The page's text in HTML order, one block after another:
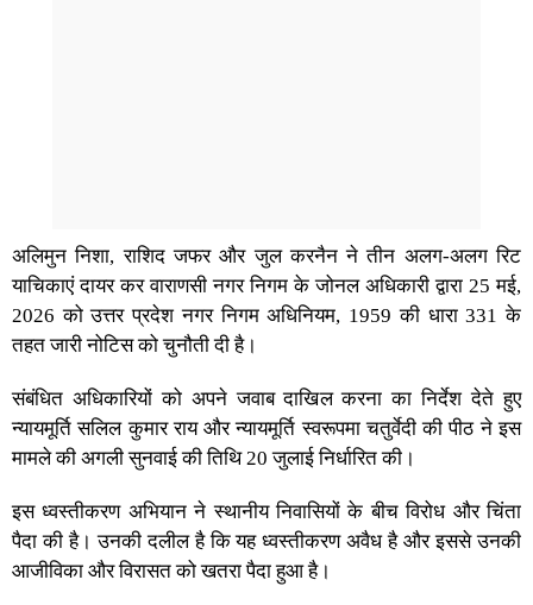
अलिमुन निशा, राशिद जफर और जुल करनैन ने तीन अलग-अलग रिट
याचिकाएं दायर कर वाराणसी नगर निगम के जोनल अधिकारी द्वारा 25 मई,
2026 को उत्तर प्रदेश नगर निगम अधिनियम, 1959 की धारा 331 के
तहत जारी नोटिस को चुनौती दी है।
संबंधित अधिकारियों को अपने जवाब दाखिल करना का निर्देश देते हुए
न्यायमूर्ति सलिल कुमार राय और न्यायमूर्ति स्वरूपमा चतुर्वेदी की पीठ ने इस
मामले की अगली सुनवाई की तिथि 20 जुलाई निर्धारित की।
इस ध्वस्तीकरण अभियान ने स्थानीय निवासियों के बीच विरोध और चिंता
पैदा की है। उनकी दलील है कि यह ध्वस्तीकरण अवैध है और इससे उनकी
आजीविका और विरासत को खतरा पैदा हुआ है।